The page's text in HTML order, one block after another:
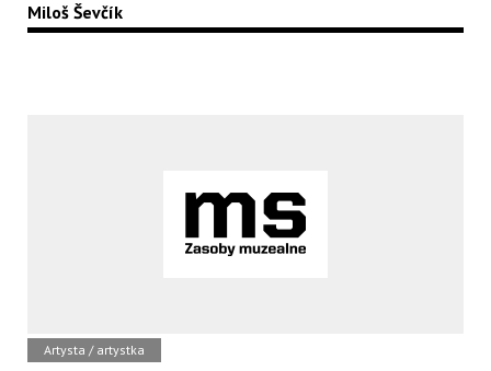
Miloš Ševčík
Artysta / artystka